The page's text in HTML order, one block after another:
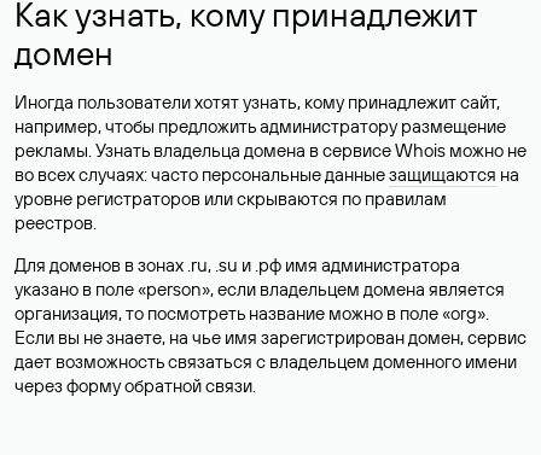
Как узнать, кому принадлежит
домен
Иногда пользователи хотят узнать, кому принадлежит сайт,
например, чтобы предложить администратору размещение
рекламы. Узнать владельца домена в сервисе Whois можно не
во всех случаях: часто персональные данныезащищаются на
уровне регистраторов или скрываются по правилам
реестров.
Для доменов в зонах .ru, .su и .рф имя администратора
указано в поле «person», если владельцем домена является
организация, то посмотреть название можно в поле «org».
Если вы не знаете, на чье имя зарегистрирован домен, сервис
дает возможность связаться с владельцем доменного имени
через форму обратной связи.